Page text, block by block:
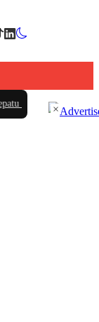
yang Sesuai untuk
×